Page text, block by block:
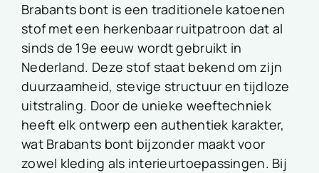
Brabants bont is een traditionele katoenen
stof met een herkenbaar ruitpatroon dat al
sinds de 19e eeuw wordt gebruikt in
Nederland. Deze stof staat bekend om zijn
duurzaamheid, stevige structuur en tijdloze
uitstraling. Door de unieke weeftechniek
heeft elk ontwerp een authentiek karakter,
wat Brabants bont bijzonder maakt voor
zowel kleding als interieurtoepassingen. Bij